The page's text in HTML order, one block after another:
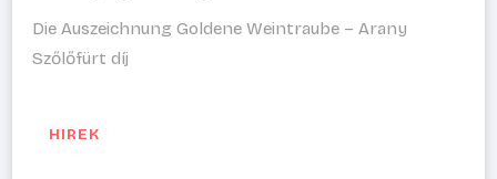
Die Auszeichnung Goldene Weintraube – Arany
Szőlőfürt díj
HIREK